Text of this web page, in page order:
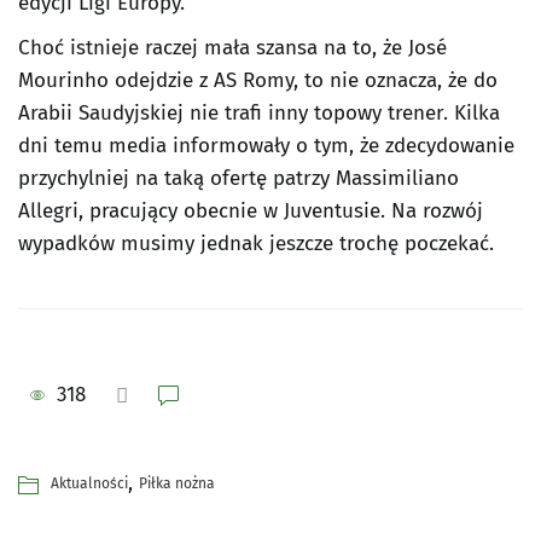
Choć istnieje raczej mała szansa na to, że José
Mourinho odejdzie z AS Romy, to nie oznacza, że do
Arabii Saudyjskiej nie trafi inny topowy trener. Kilka
dni temu media informowały o tym, że zdecydowanie
przychylniej na taką ofertę patrzy Massimiliano
Allegri, pracujący obecnie w Juventusie. Na rozwój
wypadków musimy jednak jeszcze trochę poczekać.
318
Aktualności, Piłka nożna